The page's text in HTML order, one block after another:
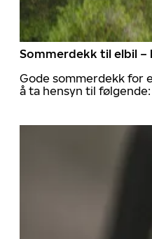
Sommerdekk til elbil
Gode sommerdekk for
å ta hensyn til følgende: